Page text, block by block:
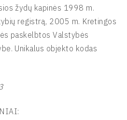
žydų kapinės 1998 m.
registrą, 2005 m. Kretingos
paskelbtos Valstybės
Unikalus objekto kodas